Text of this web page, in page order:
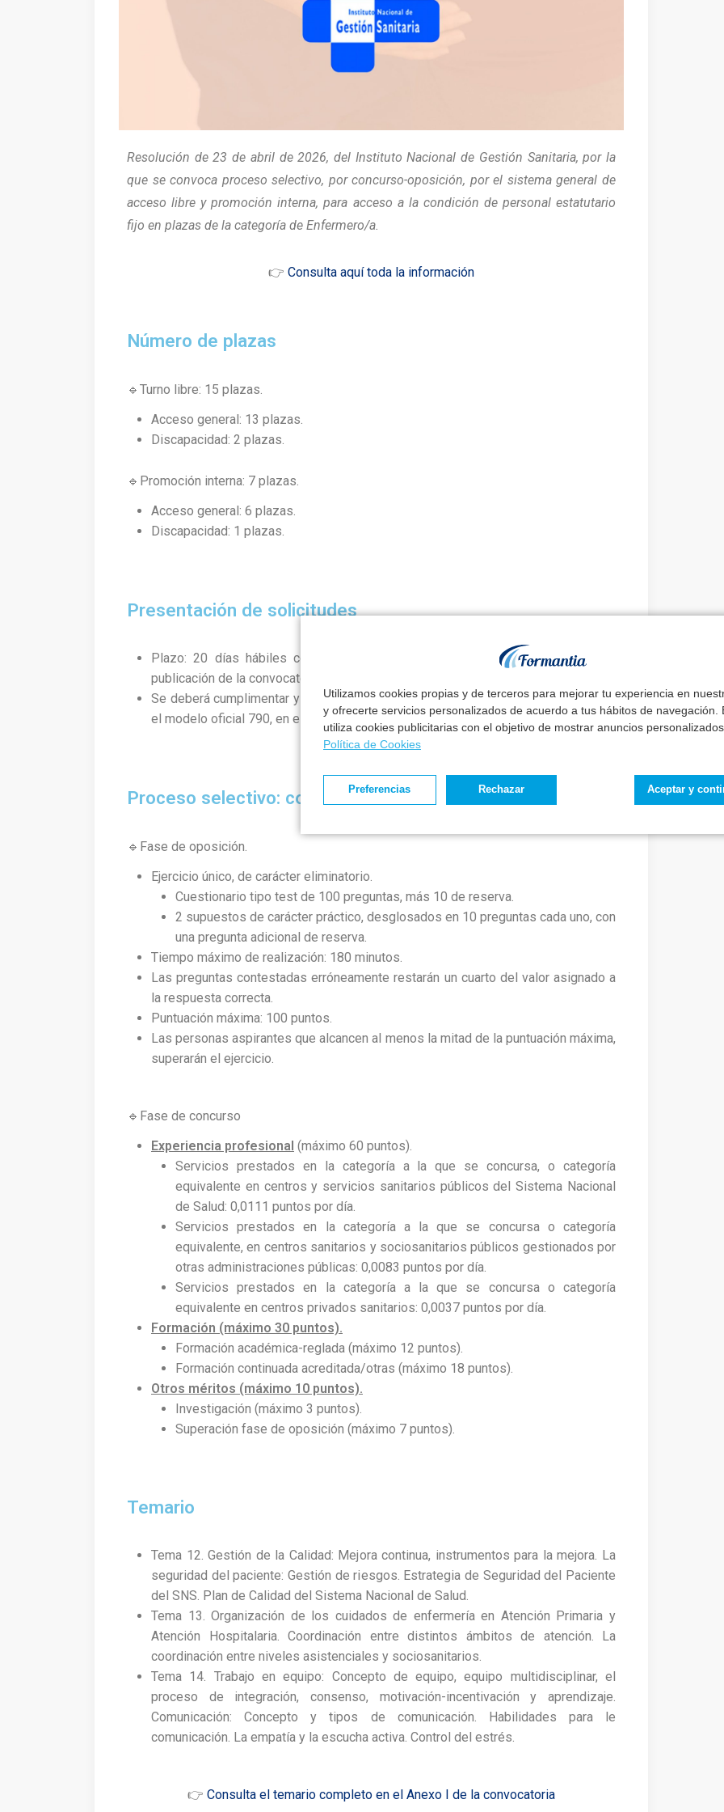
Utilizamos cookies propias y de terceros para mejorar tu experiencia en
y ofrecerte servicios personalizados de acuerdo a tus hábitos de navegación.
utiliza cookies publicitarias con el objetivo de mostrar anuncios personalizados.
Política de Cookies
Aceptar y
Rechazar
Preferencias
Resolución de 23 de abril de 2026, del Instituto Nacional de Gestión Sanitaria, por la
que se convoca proceso selectivo, por concurso-oposición, por el sistema general de
acceso libre y promoción interna, para acceso a la condición de personal estatutario
fijo en plazas de la categoría de Enfermero/a.
👉 Consulta aquí toda la información
Número de plazas
🔹Turno libre: 15 plazas.
Acceso general: 13 plazas.
Discapacidad: 2 plazas.
🔹Promoción interna: 7 plazas.
Acceso general: 6 plazas.
Discapacidad: 1 plazas.
Presentación de solicitudes
Plazo: 20 días hábiles contados a partir del día siguiente al de la fecha de
publicación de la convocatoria.
Se deberá cumplimentar y presentar electrónicamente la solicitud de admisión en
el modelo oficial 790, en el
Punto de Acceso General.
Proceso selectivo: concurso-oposición.
🔹Fase de oposición.
Ejercicio único, de carácter eliminatorio.
Cuestionario tipo test de 100 preguntas, más 10 de reserva.
2 supuestos de carácter práctico, desglosados en 10 preguntas cada uno, con
una pregunta adicional de reserva.
Tiempo máximo de realización: 180 minutos.
Las preguntas contestadas erróneamente restarán un cuarto del valor asignado a
la respuesta correcta.
Puntuación máxima: 100 puntos.
Las personas aspirantes que alcancen al menos la mitad de la puntuación máxima,
superarán el ejercicio.
🔹Fase de concurso
Experiencia profesional (máximo 60 puntos).
Servicios prestados en la categoría a la que se concursa, o categoría
equivalente en centros y servicios sanitarios públicos del Sistema Nacional
de Salud: 0,0111 puntos por día.
Servicios prestados en la categoría a la que se concursa o categoría
equivalente, en centros sanitarios y sociosanitarios públicos gestionados por
otras administraciones públicas: 0,0083 puntos por día.
Servicios prestados en la categoría a la que se concursa o categoría
equivalente en centros privados sanitarios: 0,0037 puntos por día.
Formación (máximo 30 puntos).
Formación académica-reglada (máximo 12 puntos).
Formación continuada acreditada/otras (máximo 18 puntos).
Otros méritos (máximo 10 puntos).
Investigación (máximo 3 puntos).
Superación fase de oposición (máximo 7 puntos).
Temario
Tema 12. Gestión de la Calidad: Mejora continua, instrumentos para la mejora. La
seguridad del paciente: Gestión de riesgos. Estrategia de Seguridad del Paciente
del SNS. Plan de Calidad del Sistema Nacional de Salud.
Tema 13. Organización de los cuidados de enfermería en Atención Primaria y
Atención Hospitalaria. Coordinación entre distintos ámbitos de atención. La
coordinación entre niveles asistenciales y sociosanitarios.
Tema 14. Trabajo en equipo: Concepto de equipo, equipo multidisciplinar, el
proceso de integración, consenso, motivación-incentivación y aprendizaje.
Comunicación: Concepto y tipos de comunicación. Habilidades para le
comunicación. La empatía y la escucha activa. Control del estrés.
👉 Consulta el temario completo en el Anexo I de la convocatoria